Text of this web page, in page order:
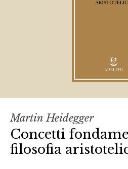
Martin Heidegger
Concetti
filosofia